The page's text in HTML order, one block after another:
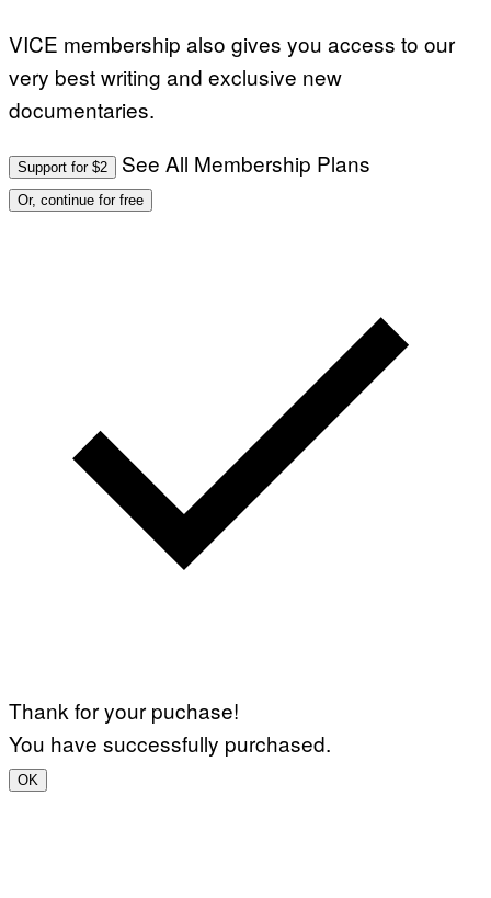
VICE membership also gives you access to our
very best writing and exclusive new
documentaries.
Support for $2 See All Membership Plans
Or, continue for free
Thank for your puchase!
You have successfully purchased.
OK